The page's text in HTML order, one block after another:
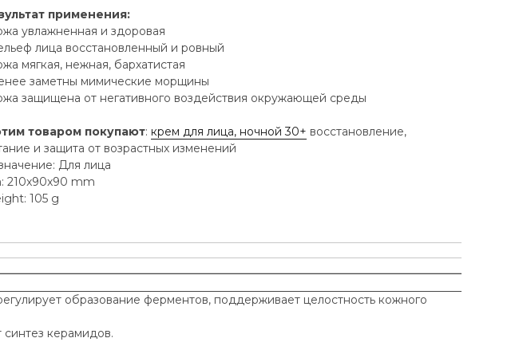
применения:
увлажненная и здоровая
лица восстановленный и ровный
мягкая, нежная, бархатистая
заметны мимические морщины
защищена от негативного воздействия окружающей среды
товаром покупают: крем для лица, ночной 30+ восстановление,
и защита от возрастных изменений
Для лица
210x90x90 mm
105 g
образование ферментов, поддерживает целостность кожного
синтез керамидов.